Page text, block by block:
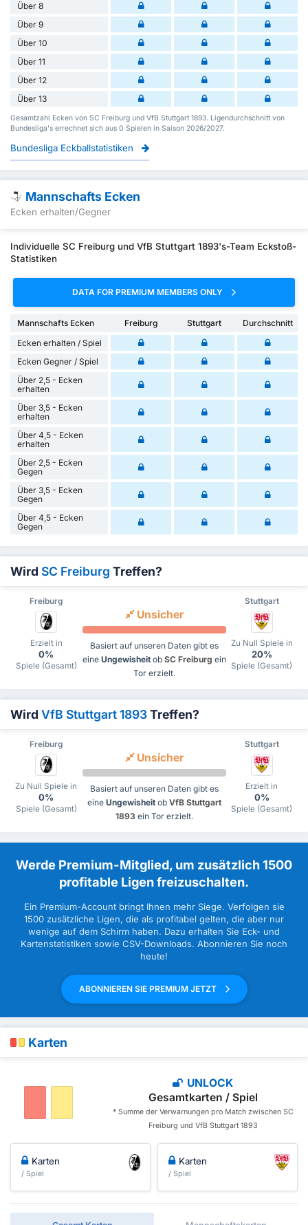
Über 8
Über 9
Über 10
Über 11
Über 12
Über 13
Gesamtzahl Ecken von SC Freiburg und VfB Stuttgart 1893. Ligendurchschnitt von
Bundesliga's errechnet sich aus 0 Spielen in Saison 2026/2027.
Bundesliga Eckballstatistiken
Mannschafts Ecken
Ecken erhalten/Gegner
Individuelle SC Freiburg und VfB Stuttgart 1893's-Team Eckstoß-
Statistiken
DATA FOR PREMIUM MEMBERS ONLY
Mannschafts Ecken Freiburg Stuttgart
Durchschnitt
Ecken erhalten / Spiel
Ecken Gegner / Spiel
Über 2,5 - Ecken
erhalten
Über 3,5 - Ecken
erhalten
Über 4,5 - Ecken
erhalten
Über 2,5 - Ecken
Gegen
Über 3,5 - Ecken
Gegen
Über 4,5 - Ecken
Gegen
Wird SC Freiburg Treffen?
Freiburg Stuttgart
Erzielt in
0%
Spiele (Gesamt)
Unsicher
Basiert auf unseren Daten gibt es
eine Ungewisheitob SC Freiburg ein
Tor erzielt.
Zu Null Spiele in
20%
Spiele (Gesamt)
Wird VfB Stuttgart 1893Treffen?
Freiburg Stuttgart
Zu Null Spiele in
0%
Spiele (Gesamt)
Unsicher
Basiert auf unseren Daten gibt es
eine Ungewisheitob VfB Stuttgart
1893 ein Tor erzielt.
Erzielt in
0%
Spiele (Gesamt)
Werde Premium-Mitglied, um zusätzlich 1500
profitable Ligen freizuschalten.
Ein Premium-Account bringt Ihnen mehr Siege. Verfolgen sie
1500 zusätzliche Ligen, die als profitabel gelten, die aber nur
wenige auf dem Schirm haben. Dazu erhalten Sie Eck- und
Kartenstatistiken sowie CSV-Downloads. Abonnieren Sie noch
heute!
ABONNIEREN SIE PREMIUM JETZT
Karten
UNLOCK
Gesamtkarten / Spiel
* Summe der Verwarnungen pro Match zwischen SC
Freiburg und VfB Stuttgart 1893
Karten
/ Spiel
Karten
/ Spiel